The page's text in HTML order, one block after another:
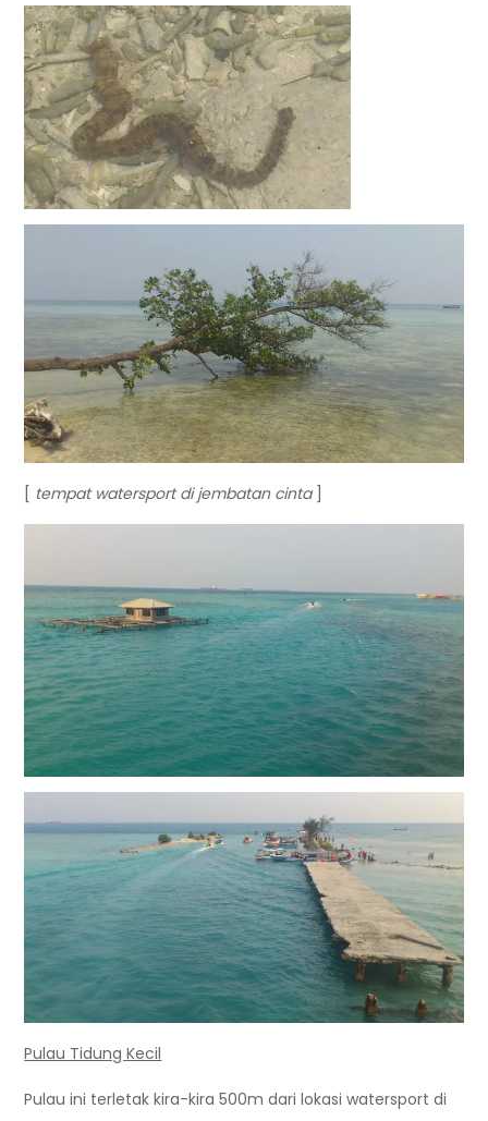
[ tempat watersport di jembatan cinta]
Pulau Tidung Kecil
Pulau ini terletak kira-kira 500m dari lokasi watersport di